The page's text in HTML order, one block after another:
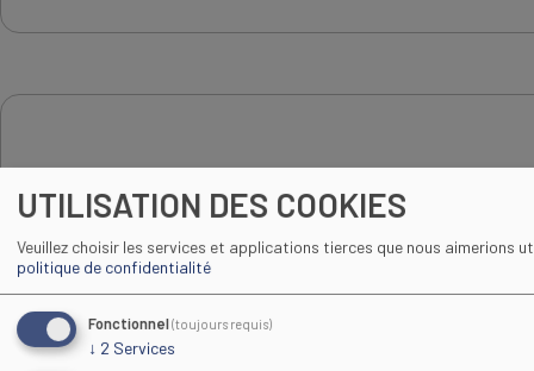
UTILISATION DES COOKIES
Veuillez choisir les services et applications tierces que nous aimerions
politique de confidentialité
Fonctionnel(toujours requis)
↓ 2 Services